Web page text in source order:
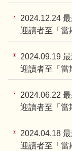
2024.12.24
迎讀者至「當
2024.09.19
迎讀者至「當
2024.06.22
迎讀者至「當
2024.04.18
迎讀者至「當